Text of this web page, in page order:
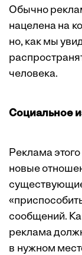
Обычно
нацелена на
но, как мы
человека.
Социальное
Реклама
новые
сообщений.
реклама
в нужном